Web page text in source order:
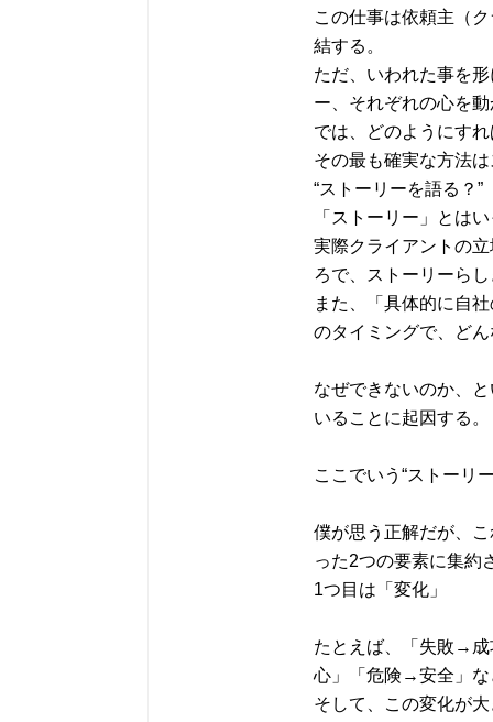
この仕事は依頼主（
結する。
ただ、いわれた事を
ー、それぞれの心を
では、どのようにす
その最も確実な方法
“ストーリーを語る？”
「ストーリー」とは
実際クライアントの
ろで、ストーリーら
また、「具体的に自
のタイミングで、ど
なぜできないのか、
いることに起因する。
ここでいう“ストーリ
僕が思う正解だが、
った2つの要素に集約
1つ目は「変化」
たとえば、「失敗→
心」「危険→安全」な
そして、この変化が